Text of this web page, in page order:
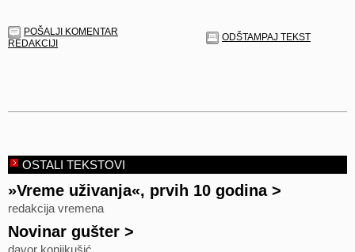
POŠALJI KOMENTAR
REDAKCIJI
ODŠTAMPAJ TEKST
OSTALI TEKSTOVI
»Vreme uživanja«, prvih 10 godina>
redakcija vremena
Novinar gušter >